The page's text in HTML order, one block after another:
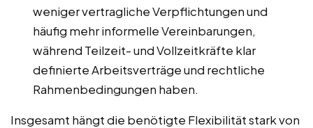
weniger vertragliche Verpflichtungen und
häufig mehr informelle Vereinbarungen,
während Teilzeit- und Vollzeitkräfte klar
definierte Arbeitsverträge und rechtliche
Rahmenbedingungen haben.
Insgesamt hängt die benötigte Flexibilität stark von